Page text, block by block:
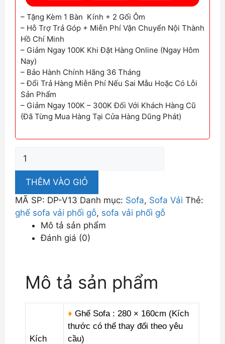
– Tặng Kèm 1 Bàn Kính + 2 Gối Ôm
– Hỗ Trợ Trả Góp + Miễn Phí Vận Chuyển Nội Thành
Hồ Chí Minh
– Giảm Ngay 100K Khi Đặt Hàng Online (Ngay Hôm
Nay)
– Bảo Hành Chính Hãng 36 Tháng
– Đổi Trả Hàng Miễn Phí Nếu Sai Mẫu Hoặc Có Lỗi
Sản Phẩm
– Giảm Ngay 100K – 300K Đối Với Khách Hàng Cũ
(Đã Từng Mua Hàng Tại Cửa Hàng Dũng Phát)
Vải
Phối
Cho
Không
Gian
DP-
V13
THÊM VÀO GIỎ
MÃ SP: DP-V13 Danh mục: Sofa, Sofa Vải Thẻ:
ghế sofa vải phối gỗ, sofa vải phối gỗ
Mô tả sản phẩm
Đánh giá (0)
Mô tả sản phẩm
Kích
♦ Ghế Sofa : 280 × 160cm (Kích
thước có thể thay đổi theo yêu
cầu)